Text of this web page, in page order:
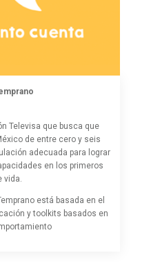
Televisa que busca que
de entre cero y seis
adecuada para lograr
en los primeros
vida.
está basada en el
y toolkits basados en